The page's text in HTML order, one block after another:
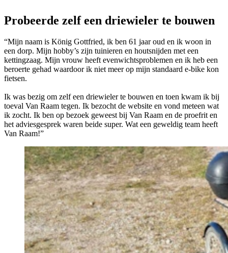
Probeerde zelf een driewieler te bouwen
“Mijn naam is König Gottfried, ik ben 61 jaar oud en ik woon in
een dorp. Mijn hobby’s zijn tuinieren en houtsnijden met een
kettingzaag. Mijn vrouw heeft evenwichtsproblemen en ik heb een
beroerte gehad waardoor ik niet meer op mijn standaard e-bike kon
fietsen.
Ik was bezig om zelf een driewieler te bouwen en toen kwam ik bij
toeval Van Raam tegen. Ik bezocht de website en vond meteen wat
ik zocht. Ik ben op bezoek geweest bij Van Raam en de proefrit en
het adviesgesprek waren beide super. Wat een geweldig team heeft
Van Raam!”